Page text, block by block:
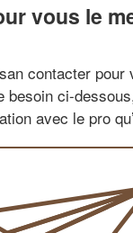
vous le
contacter pour
besoin ci-
avec le pro